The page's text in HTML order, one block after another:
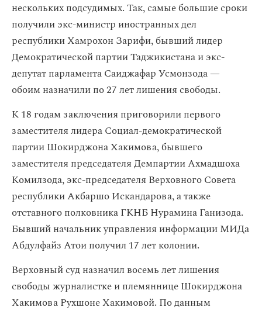
нескольких подсудимых. Так, самые большие сроки
получили экс-министр иностранных дел
республики Хамрохон Зарифи, бывший лидер
Демократической партии Таджикистана и экс-
депутат парламента Саиджафар Усмонзода —
обоим назначили по 27 лет лишения свободы.
К 18 годам заключения приговорили первого
заместителя лидера Социал-демократической
партии Шокирджона Хакимова, бывшего
заместителя председателя Демпартии Ахмадшоха
Комилзода, экс-председателя Верховного Совета
республики Акбаршо Искандарова, а также
отставного полковника ГКНБ Нурамина Ганизода.
Бывший начальник управления информации МИДа
Абдулфайз Атои получил 17 лет колонии.
Верховный суд назначил восемь лет лишения
свободы журналистке и племяннице Шокирджона
Хакимова Рухшоне Хакимовой. По данным